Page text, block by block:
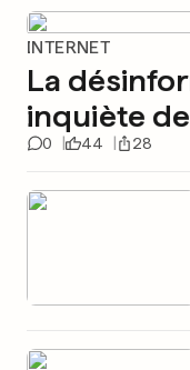
INTERNET
La
inquiète
0 44 28